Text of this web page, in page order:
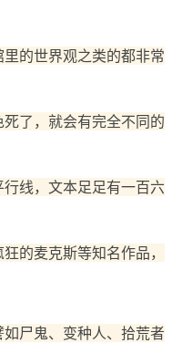
的世界观之类的都非常
了，就会有完全不同的
线，文本足足有一百六
的麦克斯等知名作品，
尸鬼、变种人、拾荒者